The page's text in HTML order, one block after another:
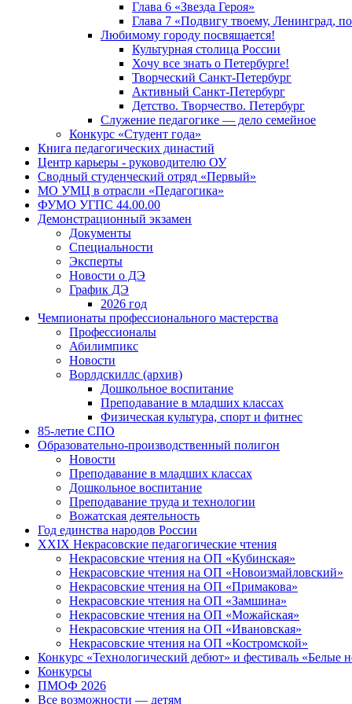
Глава 6 «Звезда Героя»
Глава 7 «Подвигу твоему, Ленинград,
Любимому городу посвящается!
Культурная столица России
Хочу все знать о Петербурге!
Творческий Санкт-Петербург
Активный Санкт-Петербург
Детство. Творчество. Петербург
Служение педагогике — дело семейное
Конкурс «Студент года»
Книга педагогических династий
Центр карьеры - руководителю ОУ
Сводный студенческий отряд «Первый»
МО УМЦ в отрасли «Педагогика»
ФУМО УГПС 44.00.00
Демонстрационный экзамен
Документы
Специальности
Эксперты
Новости о ДЭ
График ДЭ
2026 год
Чемпионаты профессионального мастерства
Профессионалы
Абилимпикс
Новости
Ворлдскиллс (архив)
Дошкольное воспитание
Преподавание в младших классах
Физическая культура, спорт и фитнес
85-летие СПО
Образовательно-производственный полигон
Новости
Преподавание в младших классах
Дошкольное воспитание
Преподавание труда и технологии
Вожатская деятельность
Год единства народов России
XXIX Некрасовские педагогические чтения
Некрасовские чтения на ОП «Кубинская»
Некрасовские чтения на ОП «Новоизмайловский»
Некрасовские чтения на ОП «Примакова»
Некрасовские чтения на ОП «Замшина»
Некрасовские чтения на ОП «Можайская»
Некрасовские чтения на ОП «Ивановская»
Некрасовские чтения на ОП «Костромской»
Конкурс «Технологический дебют» и фестиваль «Белые
Конкурсы
ПМОФ 2026
Все возможности — детям